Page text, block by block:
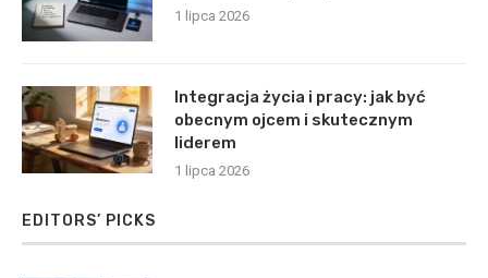
1 lipca 2026
Integracja życia i pracy: jak być
obecnym ojcem i skutecznym
liderem
1 lipca 2026
EDITORS’ PICKS